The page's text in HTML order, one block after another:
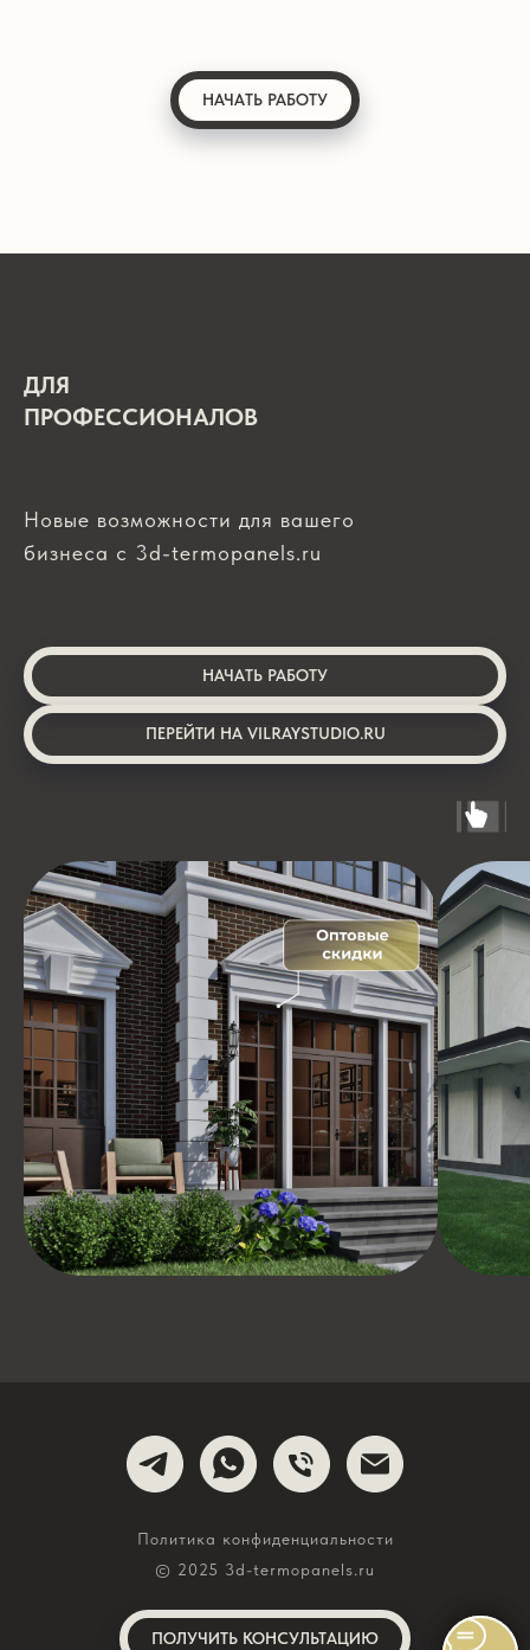
НАЧАТЬ РАБОТУ
ДЛЯ
ПРОФЕССИОНАЛОВ
Новые возможности для вашего
бизнеса с 3d-termopanels.ru
НАЧАТЬ РАБОТУ
ПЕРЕЙТИ НА VILRAYSTUDIO.RU
Политика конфиденциальности
© 2025 3d-termopanels.ru
ПОЛУЧИТЬ КОНСУЛЬТАЦИЮ